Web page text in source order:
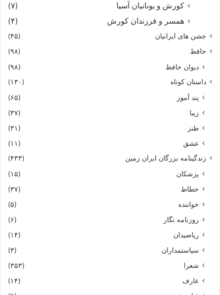
کورش و یونانیان آسیا
(۷)
همسر و فرزندان کورش
(۴)
جشن های ایرانیان
(۴۵)
حافظ
(۹۸)
دیوان حافظ (۹۸)
داستان کوتاه (۱۳۰)
پند آموز
(۶۵)
زیبا
(۳۷)
طنز
(۳۱)
عشق
(۱۱)
زندگینامه بزرگان ایران زمین (۴۳۳)
پزشکان
(۱۵)
خطاط
(۳۷)
خواننده
(۵)
روزنامه نگار
(۶)
ریاضیدان
(۱۴)
سیاستمداران
(۳)
شعرا
(۳۵۳)
عارف
(۱۴)